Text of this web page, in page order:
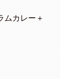
ムカレー＋